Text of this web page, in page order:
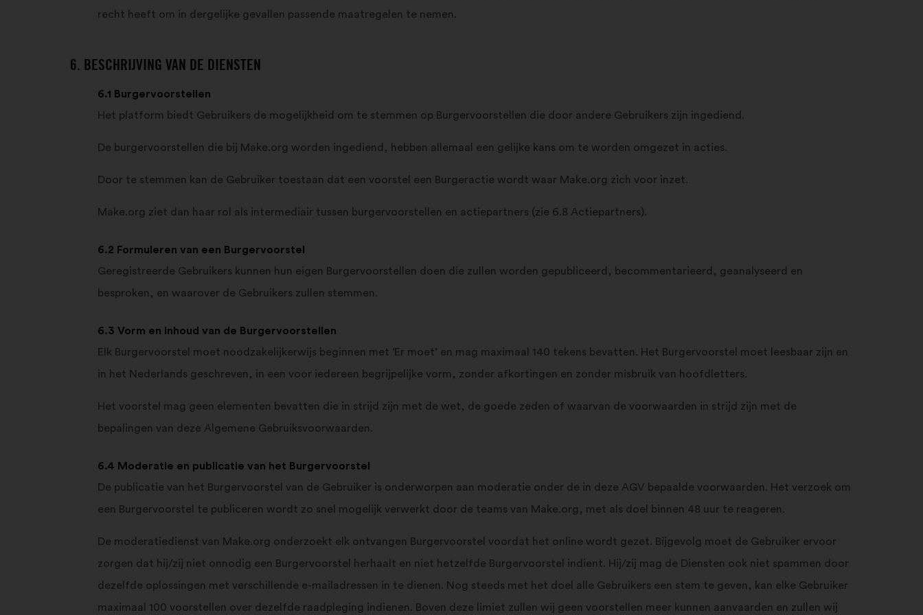
recht heeft om in dergelijke gevallen passende maatregelen te nemen.
6. BESCHRIJVING VAN DE DIENSTEN
6.1 Burgervoorstellen
Het platform biedt Gebruikers de mogelijkheid om te stemmen op Burgervoorstellen die door andere Gebruikers zijn ingediend.
De burgervoorstellen die bij Make.org worden ingediend, hebben allemaal een gelijke kans om te worden omgezet in acties.
Door te stemmen kan de Gebruiker toestaan dat een voorstel een Burgeractie wordt waar Make.org zich voor inzet.
Make.org ziet dan haar rol als intermediair tussen burgervoorstellen en actiepartners (zie 6.8 Actiepartners).
6.2 Formuleren van een Burgervoorstel
Geregistreerde Gebruikers kunnen hun eigen Burgervoorstellen doen die zullen worden gepubliceerd, becommentarieerd, geanalyseerd en
besproken, en waarover de Gebruikers zullen stemmen.
6.3 Vorm en inhoud van de Burgervoorstellen
Elk Burgervoorstel moet noodzakelijkerwijs beginnen met ‘Er moet’ en mag maximaal 140 tekens bevatten. Het Burgervoorstel moet leesbaar zijn en
in het Nederlands geschreven, in een voor iedereen begrijpelijke vorm, zonder afkortingen en zonder misbruik van hoofdletters.
Het voorstel mag geen elementen bevatten die in strijd zijn met de wet, de goede zeden of waarvan de voorwaarden in strijd zijn met de
bepalingen van deze Algemene Gebruiksvoorwaarden.
6.4 Moderatie en publicatie van het Burgervoorstel
De publicatie van het Burgervoorstel van de Gebruiker is onderworpen aan moderatie onder de in deze AGV bepaalde voorwaarden. Het verzoek om
een Burgervoorstel te publiceren wordt zo snel mogelijk verwerkt door de teams van Make.org, met als doel binnen 48 uur te reageren.
De moderatiedienst van Make.org onderzoekt elk ontvangen Burgervoorstel voordat het online wordt gezet. Bijgevolg moet de Gebruiker ervoor
zorgen dat hij/zij niet onnodig een Burgervoorstel herhaalt en niet hetzelfde Burgervoorstel indient. Hij/zij mag de Diensten ook niet spammen door
dezelfde oplossingen met verschillende e-mailadressen in te dienen. Nog steeds met het doel alle Gebruikers een stem te geven, kan elke Gebruiker
maximaal 100 voorstellen over dezelfde raadpleging indienen. Boven deze limiet zullen wij geen voorstellen meer kunnen aanvaarden en zullen wij